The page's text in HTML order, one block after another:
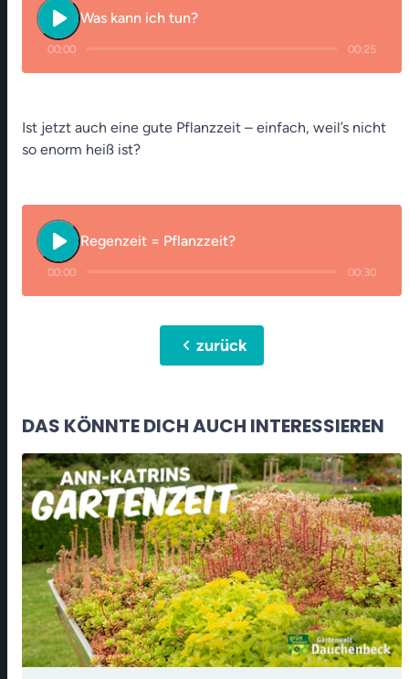
play_arrow Was kann ich tun?
00:00 00:25
Ist jetzt auch eine gute Pflanzzeit – einfach, weil’s nicht
so enorm heiß ist?
play_arrow Regenzeit = Pflanzzeit?
00:00 00:30
chevron_leftzurück
DAS KÖNNTE DICH AUCH INTERESSIEREN